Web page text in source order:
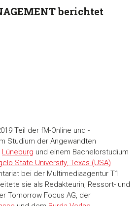
berichtet
Teil der fM-Online und -
Studium der Angewandten
Lüneburg und einem Bachelorstudium
State University, Texas (USA)
bei der Multimediaagentur T1
sie als Redakteurin, Ressort- und
Tomorrow Focus AG, der